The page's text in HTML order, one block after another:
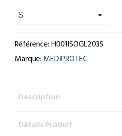
Référence:H001ISOGL203S
Marque: MEDIPROTEC
Description
Détails Produit